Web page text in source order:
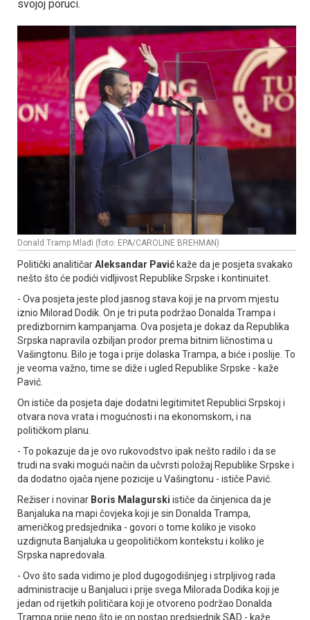
svojoj poruci.
Donald Tramp Mlađi (foto: EPA/CAROLINE BREHMAN)
Politički analitičarAleksandar Pavić kaže da je posjeta svakako
nešto što će podići vidljivost Republike Srpske i kontinuitet.
- Ova posjeta jeste plod jasnog stava koji je na prvom mjestu
iznio Milorad Dodik. On je tri puta podržao Donalda Trampa i
predizbornim kampanjama. Ova posjeta je dokaz da Republika
Srpska napravila ozbiljan prodor prema bitnim ličnostima u
Vašingtonu. Bilo je toga i prije dolaska Trampa, a biće i poslije. To
je veoma važno, time se diže i ugled Republike Srpske - kaže
Pavić.
On ističe da posjeta daje dodatni legitimitet Republici Srpskoj i
otvara nova vrata i mogućnosti i na ekonomskom, i na
političkom planu.
- To pokazuje da je ovo rukovodstvo ipak nešto radilo i da se
trudi na svaki mogući način da učvrsti položaj Republike Srpske i
da dodatno ojača njene pozicije u Vašingtonu - ističe Pavić.
Režiser i novinar Boris Malagurski ističe da činjenica da je
Banjaluka na mapi čovjeka koji je sin Donalda Trampa,
američkog predsjednika - govori o tome koliko je visoko
uzdignuta Banjaluka u geopolitičkom kontekstu i koliko je
Srpska napredovala.
- Ovo što sada vidimo je plod dugogodišnjeg i strpljivog rada
administracije u Banjaluci i prije svega Milorada Dodika koji je
jedan od rijetkih političara koji je otvoreno podržao Donalda
Trampa prije nego što je on postao predsjednik SAD - kaže